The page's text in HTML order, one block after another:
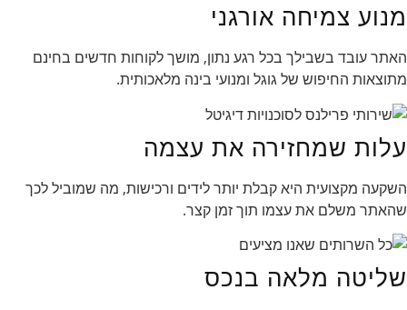
מנוע צמיחה אורגני
האתר עובד בשבילך בכל רגע נתון, מושך לקוחות חדשים בחינם
מתוצאות החיפוש של גוגל ומנועי בינה מלאכותית.
עלות שמחזירה את עצמה
השקעה מקצועית היא קבלת יותר לידים ורכישות, מה שמוביל לכך
שהאתר משלם את עצמו תוך זמן קצר.
שליטה מלאה בנכס